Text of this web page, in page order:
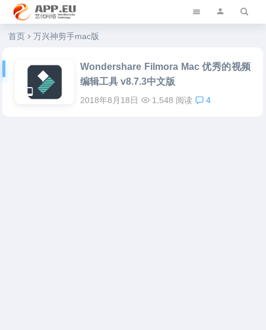
艺优软件乐园
首页 万兴神剪手mac版
Wondershare Filmora Mac 优秀的视频
编辑工具 v8.7.3中文版
2018年8月18日 1,548 阅读 4